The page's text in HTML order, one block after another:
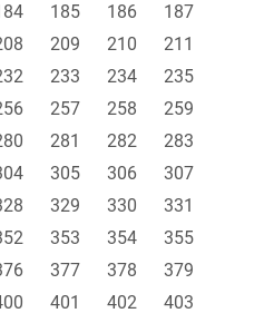
185 186
187
209 210
211
233 234
235
257 258
259
281 282
283
305 306
307
329 330
331
353 354
355
377 378
379
401 402
403